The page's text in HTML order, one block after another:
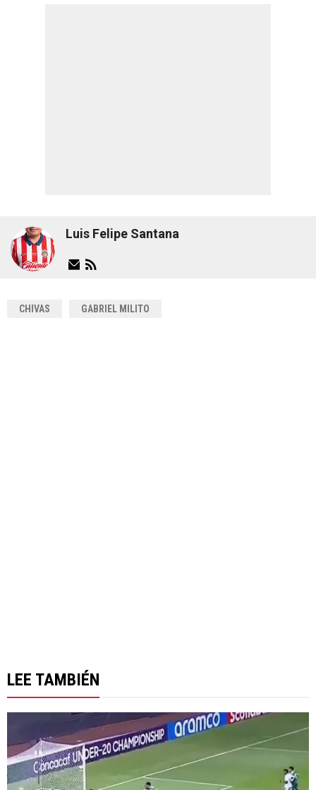
Luis Felipe Santana
CHIVAS GABRIEL MILITO
LEE TAMBIÉN